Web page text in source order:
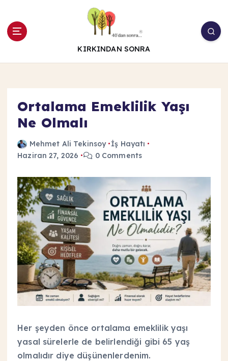
ğ
KIRKINDAN SONRA
Ortalama Emeklilik Yaşı
Ne Olmalı
Mehmet Ali Tekinsoy İş Hayatı
Haziran 27, 2026
0 Comments
Her şeyden önce ortalama emeklilik yaşı
yasal sürelerle de belirlendiği gibi 65 yaş
olmalıdır diye düşünenlerdenim.